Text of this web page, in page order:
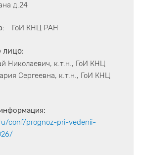
д.24
ГоИ КНЦ РАН
лицо:
Николаевич, к.т.н., ГоИ КНЦ
Сергеевна, к.т.н., ГоИ КНЦ
conf/prognoz-pri-vedenii-